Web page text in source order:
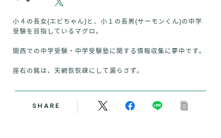
小４の長女(エビちゃん)と、小１の長男(サーモンくん)の中学
受験を目指しているマグロ。
関西での中学受験・中学受験塾に関する情報収集に夢中です。
座右の銘は、天網恢恢疎にして漏らさず。
SHARE